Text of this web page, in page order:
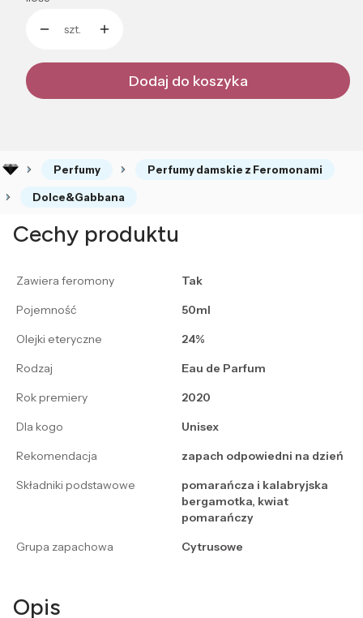
szt.
Dodaj do koszyka
Perfumy Perfumy damskie z Feromonami
Dolce&Gabbana
Cechy produktu
Zawiera feromony
Tak
Pojemność
50ml
Olejki eteryczne
24%
Rodzaj
Eau de Parfum
Rok premiery
2020
Dla kogo
Unisex
Rekomendacja
zapach odpowiedni na dzień
Składniki podstawowe
pomarańcza i kalabryjska
bergamotka, kwiat
pomarańczy
Grupa zapachowa
Cytrusowe
Opis